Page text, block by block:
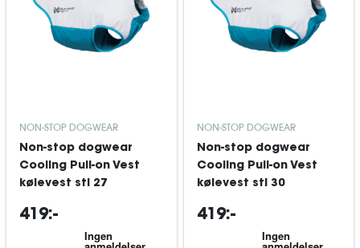
NON-STOP DOGWEAR
Non-stop dogwear
Cooling Pull-on Vest
kølevest stl 27
419:-
NON-STOP DOGWEAR
Non-stop dogwear
Cooling Pull-on Vest
kølevest stl 30
419:-